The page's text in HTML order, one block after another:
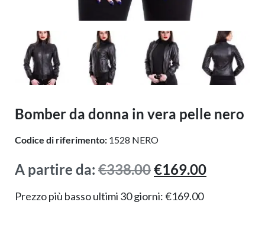
Bomber da donna in vera pelle nero
Codice di riferimento: 1528 NERO
A partire da: €338.00€169.00
Prezzo più basso ultimi 30 giorni:€169.00